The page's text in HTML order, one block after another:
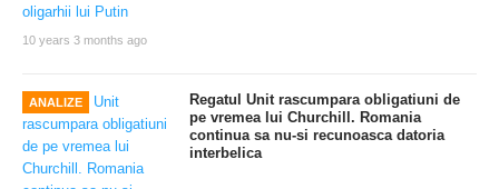
10 years 3 months ago
ANALIZE
Regatul Unit rascumpara obligatiuni de
pe vremea lui Churchill. Romania
continua sa nu-si recunoasca datoria
interbelica